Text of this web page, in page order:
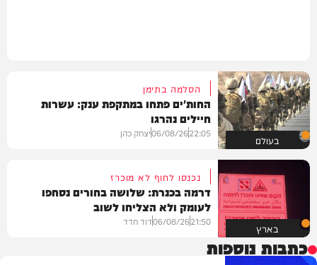
בעולם
הסלמה בתימן
החות'ים פתחו במתקפת ענק: עשרות
חיילים נהרגו
22:05
06/08/26יצחק כהן
בארץ
נכנסו לחוף לא מוכרז
דרמה בכנרת: שלושה בחורים נסחפו
לעומק ולא הצליחו לשוב
21:50
06/08/26דוד חדד
כתבות נוספות